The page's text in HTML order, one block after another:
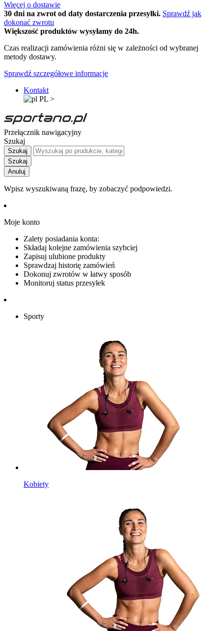
Więcej o dostawie
30 dni na zwrot od daty dostarczenia przesyłki. Sprawdź jak
dokonać zwrotu
Większość produktów wysyłamy do 24h.
Czas realizacji zamówienia różni się w zależności od wybranej
metody dostawy.
Sprawdź szczegółowe informacje
Kontakt
PL >
Przełącznik nawigacyjny
Szukaj
Szukaj
Szukaj
Anuluj
Wpisz wyszukiwaną frazę, by zobaczyć podpowiedzi.
Moje konto
Zalety posiadania konta:
Składaj kolejne zamówienia szybciej
Zapisuj ulubione produkty
Sprawdzaj historię zamówień
Dokonuj zwrotów w łatwy sposób
Monitoruj status przesyłek
Sporty
Kobiety